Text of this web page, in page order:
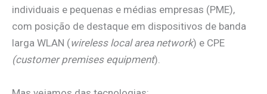
individuais e pequenas e médias empresas (PME),
com posição de destaque em dispositivos de banda
larga WLAN (wireless local area network) e CPE
(customer premises equipment).